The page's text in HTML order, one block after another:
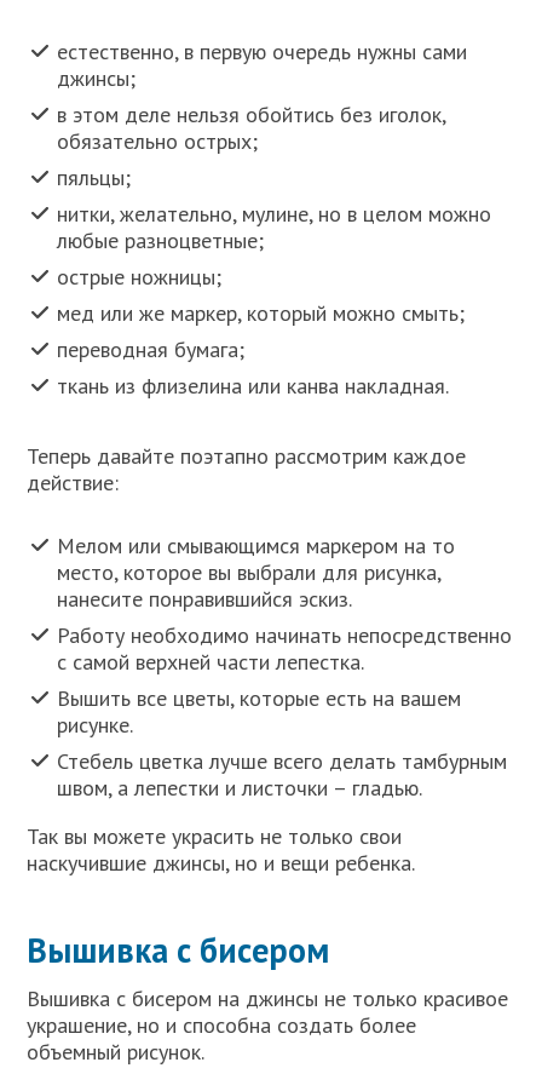
естественно, в первую очередь нужны сами
джинсы;
в этом деле нельзя обойтись без иголок,
обязательно острых;
пяльцы;
нитки, желательно, мулине, но в целом можно
любые разноцветные;
острые ножницы;
мед или же маркер, который можно смыть;
переводная бумага;
ткань из флизелина или канва накладная.
Теперь давайте поэтапно рассмотрим каждое
действие:
Мелом или смывающимся маркером на то
место, которое вы выбрали для рисунка,
нанесите понравившийся эскиз.
Работу необходимо начинать непосредственно
с самой верхней части лепестка.
Вышить все цветы, которые есть на вашем
рисунке.
Стебель цветка лучше всего делать тамбурным
швом, а лепестки и листочки – гладью.
Так вы можете украсить не только свои
наскучившие джинсы, но и вещи ребенка.
Вышивка с бисером
Вышивка с бисером на джинсы не только красивое
украшение, но и способна создать более
объемный рисунок.